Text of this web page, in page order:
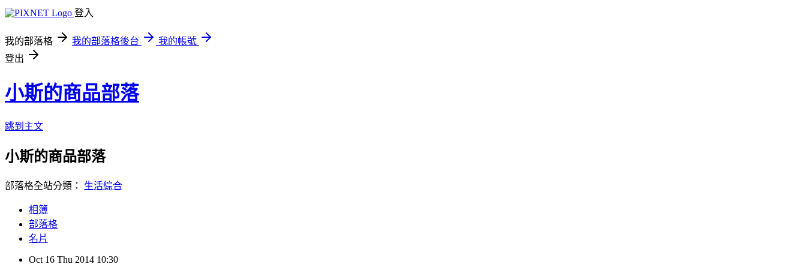
登入
我的部落格 我的部落格後台
我的帳號
登出
小斯的商品部落
跳到主文
小斯的商品部落
部落格全站分類： 生活綜合
相簿
部落格
名片
Oct 16 Thu 2014 10:30